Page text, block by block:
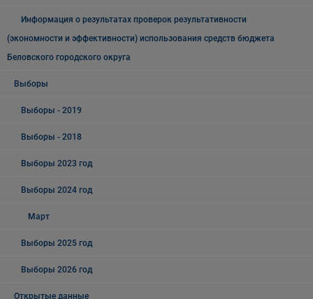
Информация о результатах проверок результативности
(экономности и эффективности) использования средств бюджета
Беловского городского округа
Выборы
Выборы - 2019
Выборы - 2018
Выборы 2023 год
Выборы 2024 год
Март
Выборы 2025 год
Выборы 2026 год
Открытые данные